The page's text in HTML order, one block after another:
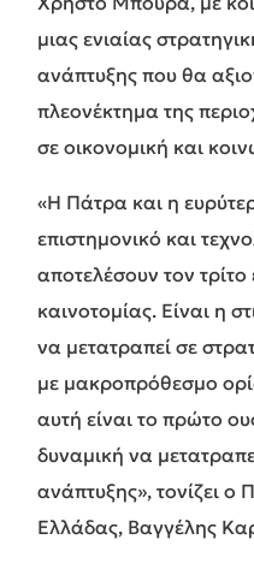
μιας ενιαίας
ανάπτυξης που θα
πλεονέκτημα της
σε οικονομική και
«Η Πάτρα και η
επιστημονικό και
αποτελέσουν τον
καινοτομίας. Είναι η
να μετατραπεί σε
με μακροπρόθεσμο
αυτή είναι το πρώτο
δυναμική να
ανάπτυξης», τονίζει ο
Ελλάδας, Βαγγέλης